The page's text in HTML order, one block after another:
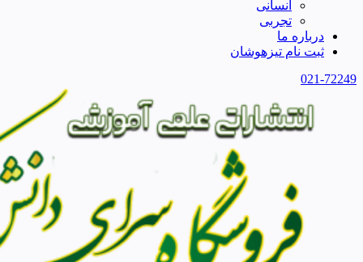
انسانی
تجربی
درباره ما
ثبت نام تیزهوشان
021-72249